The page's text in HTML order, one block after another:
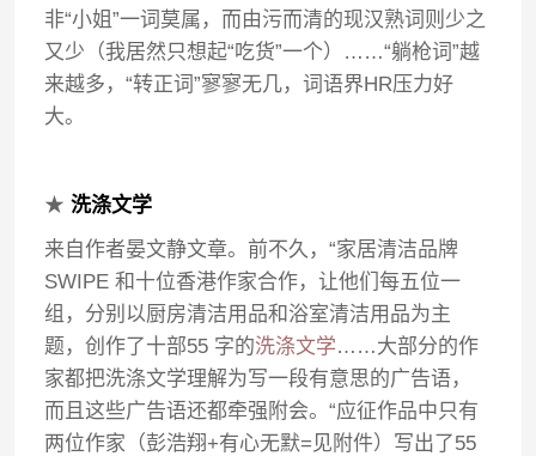
非“小姐”一词莫属，而由污而清的现汉熟词则少之
又少（我居然只想起“吃货”一个）……“躺枪词”越
来越多，“转正词”寥寥无几，词语界HR压力好
大。
★洗涤文学
来自作者晏文静文章。前不久，“家居清洁品牌
SWIPE 和十位香港作家合作，让他们每五位一
组，分别以厨房清洁用品和浴室清洁用品为主
题，创作了十部55 字的洗涤文学……大部分的作
家都把洗涤文学理解为写一段有意思的广告语，
而且这些广告语还都牵强附会。“应征作品中只有
两位作家（彭浩翔+有心无默=见附件）写出了55